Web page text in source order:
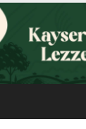
TURİZMİN